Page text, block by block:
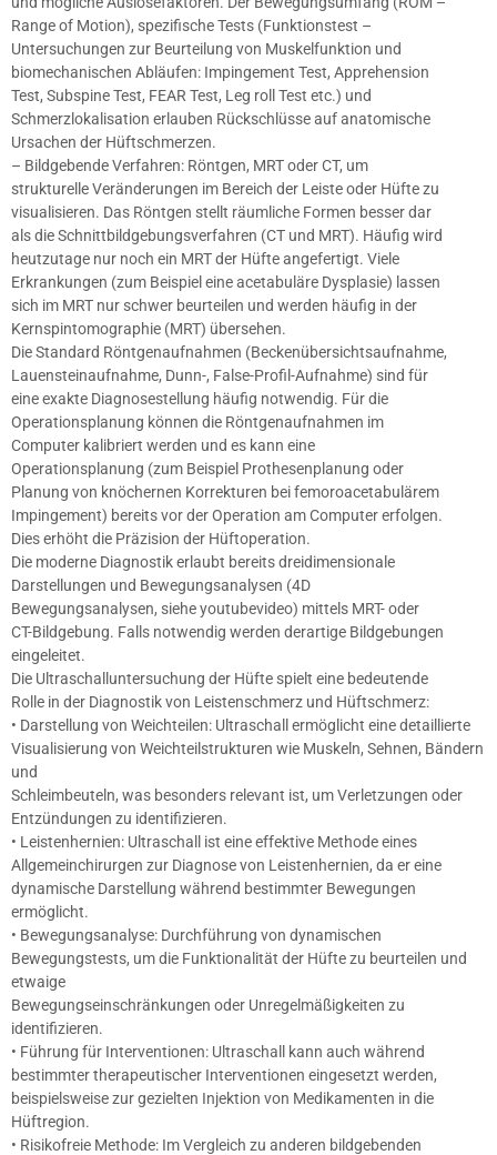
Range of Motion), spezifische Tests (Funktionstest –
Untersuchungen zur Beurteilung von Muskelfunktion und
biomechanischen Abläufen: Impingement Test, Apprehension
Test, Subspine Test, FEAR Test, Leg roll Test etc.) und
Schmerzlokalisation erlauben Rückschlüsse auf anatomische
Ursachen der Hüftschmerzen.
– Bildgebende Verfahren: Röntgen, MRT oder CT, um
strukturelle Veränderungen im Bereich der Leiste oder Hüfte zu
visualisieren. Das Röntgen stellt räumliche Formen besser dar
als die Schnittbildgebungsverfahren (CT und MRT). Häufig wird
heutzutage nur noch ein MRT der Hüfte angefertigt. Viele
Erkrankungen (zum Beispiel eine acetabuläre Dysplasie) lassen
sich im MRT nur schwer beurteilen und werden häufig in der
Kernspintomographie (MRT) übersehen.
Die Standard Röntgenaufnahmen (Beckenübersichtsaufnahme,
Lauensteinaufnahme, Dunn-, False-Profil-Aufnahme) sind für
eine exakte Diagnosestellung häufig notwendig. Für die
Operationsplanung können die Röntgenaufnahmen im
Computer kalibriert werden und es kann eine
Operationsplanung (zum Beispiel Prothesenplanung oder
Planung von knöchernen Korrekturen bei femoroacetabulärem
Impingement) bereits vor der Operation am Computer erfolgen.
Dies erhöht die Präzision der Hüftoperation.
Die moderne Diagnostik erlaubt bereits dreidimensionale
Darstellungen und Bewegungsanalysen (4D ​
Bewegungsanalysen, siehe youtubevideo) mittels MRT- oder
CT-Bildgebung. Falls notwendig werden derartige Bildgebungen
eingeleitet.
Die Ultraschalluntersuchung der Hüfte spielt eine bedeutende
Rolle in der Diagnostik von Leistenschmerz und Hüftschmerz:
• Darstellung von Weichteilen: Ultraschall ermöglicht eine detaillierte
Visualisierung von Weichteilstrukturen wie Muskeln, Sehnen, Bändern
und
Schleimbeuteln, was besonders relevant ist, um Verletzungen oder
Entzündungen zu identifizieren.
• Leistenhernien: Ultraschall ist eine effektive Methode eines
Allgemeinchirurgen zur Diagnose von Leistenhernien, da er eine
dynamische Darstellung während bestimmter Bewegungen
ermöglicht.
• Bewegungsanalyse: Durchführung von dynamischen
Bewegungstests, um die Funktionalität der Hüfte zu beurteilen und
etwaige
Bewegungseinschränkungen oder Unregelmäßigkeiten zu
identifizieren.
• Führung für Interventionen: Ultraschall kann auch während
bestimmter therapeutischer Interventionen eingesetzt werden,
beispielsweise zur gezielten Injektion von Medikamenten in die
Hüftregion.
• Risikofreie Methode: Im Vergleich zu anderen bildgebenden